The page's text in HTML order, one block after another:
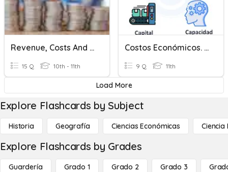
Revenue, Costs And Profit
15 Q 10th - 11th
Costos Económicos. Microeconomía
9 Q 11th
Load More
Explore Flashcards by Subject
Historia Geografía Ciencias Económicas Ciencia
Explore Flashcards by Grades
Guardería Grado 1 Grado 2 Grado 3